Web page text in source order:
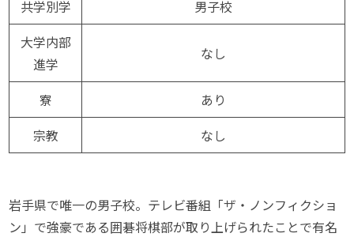
共学別学
男子校
大学内部
進学
なし
寮
あり
宗教
なし
岩手県で唯一の男子校。テレビ番組「ザ・ノンフィクショ
ン」で強豪である囲碁将棋部が取り上げられたことで有名